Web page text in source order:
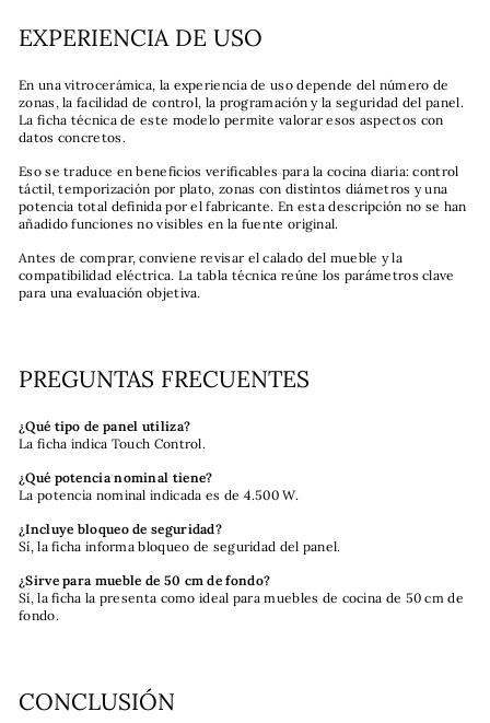
EXPERIENCIA DE USO
En una vitrocerámica, la experiencia de uso depende del número de
zonas, la facilidad de control, la programación y la seguridad del panel.
La ficha técnica de este modelo permite valorar esos aspectos con
datos concretos.
Eso se traduce en beneficios verificables para la cocina diaria: control
táctil, temporización por plato, zonas con distintos diámetros y una
potencia total definida por el fabricante. En esta descripción no se han
añadido funciones no visibles en la fuente original.
Antes de comprar, conviene revisar el calado del mueble y la
compatibilidad eléctrica. La tabla técnica reúne los parámetros clave
para una evaluación objetiva.
PREGUNTAS FRECUENTES
¿Qué tipo de panel utiliza?
La ficha indica Touch Control.
¿Qué potencia nominal tiene?
La potencia nominal indicada es de 4.500 W.
¿Incluye bloqueo de seguridad?
Sí, la ficha informa bloqueo de seguridad del panel.
¿Sirve para mueble de 50 cm de fondo?
Sí, la ficha la presenta como ideal para muebles de cocina de 50 cm de
fondo.
CONCLUSIÓN